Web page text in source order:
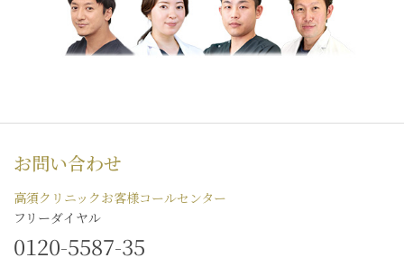
お問い合わせ
高須クリニックお客様コールセンター
フリーダイヤル
0120-5587-35